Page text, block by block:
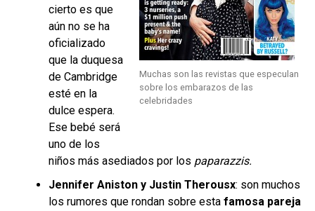
Muchas son las revistas que especulan
sobre los embarazos de las
celebridades
cierto es que
aún no se ha
oficializado
que la duquesa
de Cambridge
esté en la
dulce espera.
Ese bebé será
uno de los
niños más asediados por los paparazzis.
Jennifer Aniston y Justin Therousx: son muchos
los rumores que rondan sobre esta famosa pareja